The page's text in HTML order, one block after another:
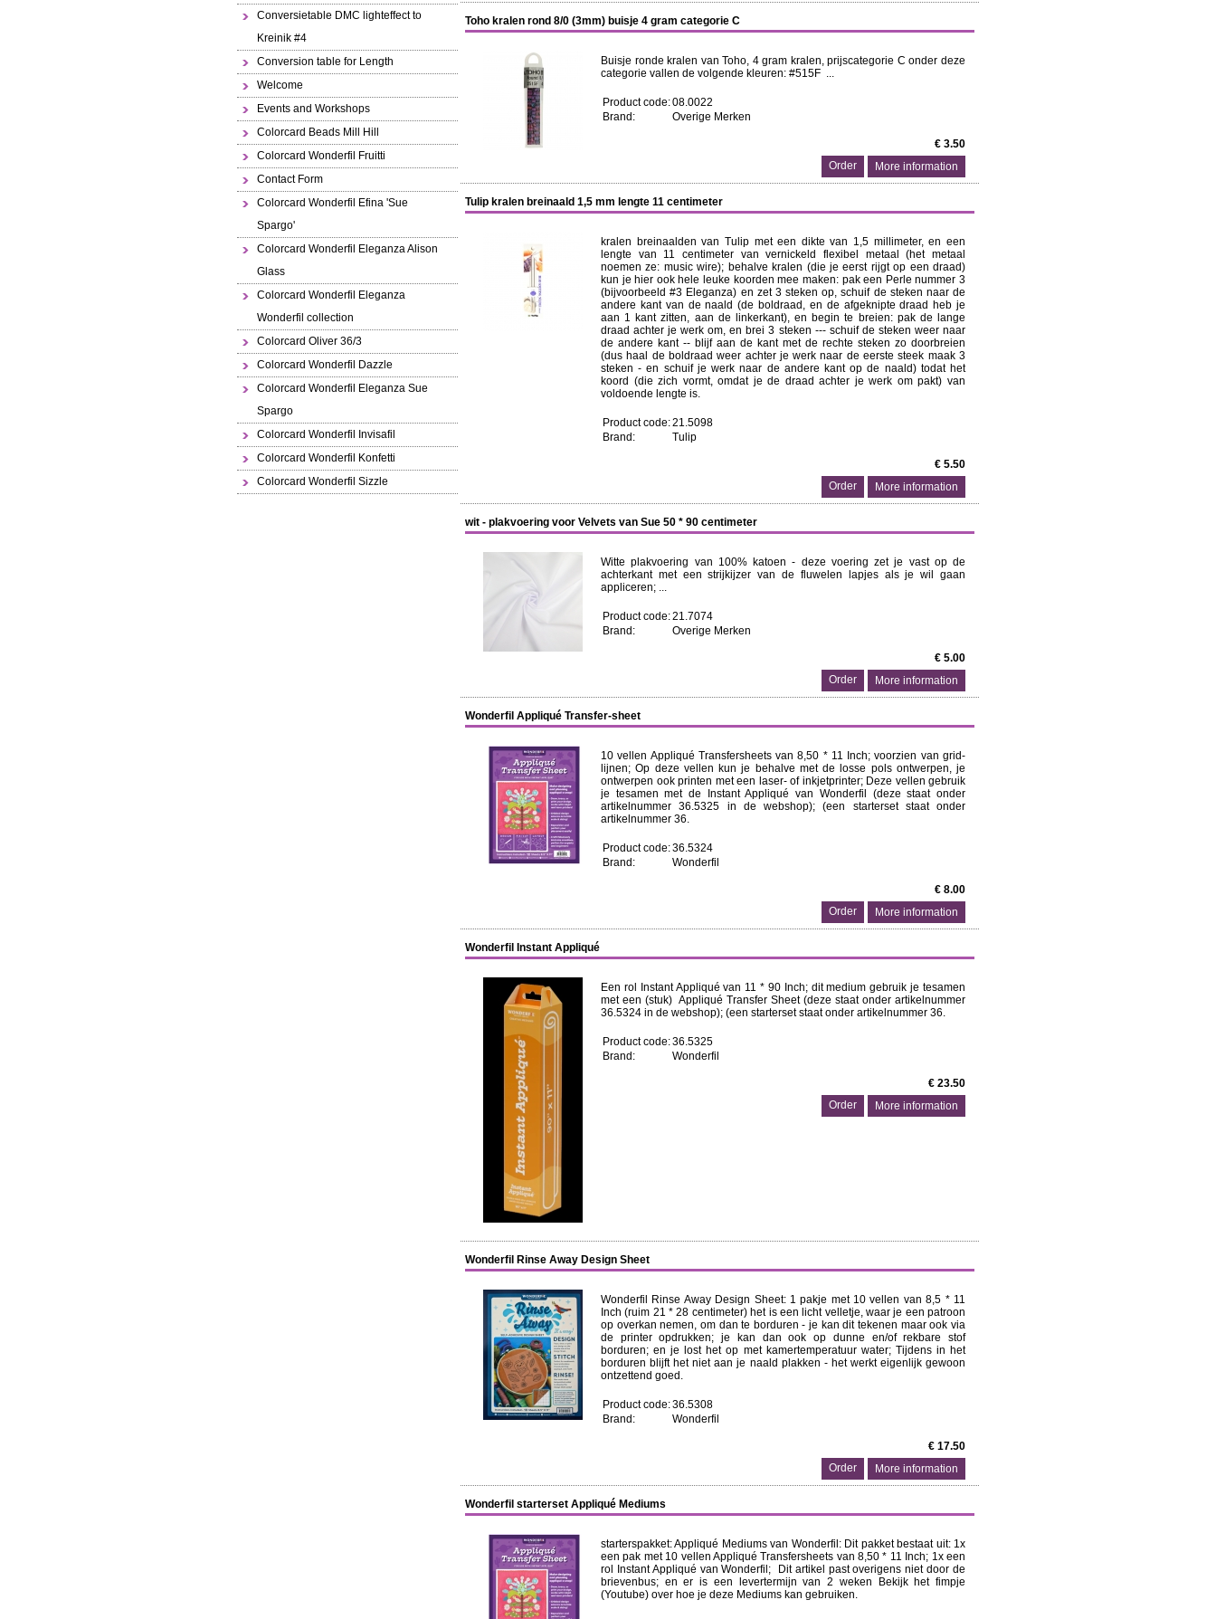
Conversietable DMC lighteffect to
Kreinik #4
Conversion table for Length
Welcome
Events and Workshops
Colorcard Beads Mill Hill
Colorcard Wonderfil Fruitti
Contact Form
Colorcard Wonderfil Efina 'Sue
Spargo'
Colorcard Wonderfil Eleganza Alison
Glass
Colorcard Wonderfil Eleganza
Wonderfil collection
Colorcard Oliver 36/3
Colorcard Wonderfil Dazzle
Colorcard Wonderfil Eleganza Sue
Spargo
Colorcard Wonderfil Invisafil
Colorcard Wonderfil Konfetti
Colorcard Wonderfil Sizzle
Toho kralen rond 8/0 (3mm) buisje 4 gram categorie C
Buisje ronde kralen van Toho, 4 gram kralen, prijscategorie C onder deze
categorie vallen de volgende kleuren: #515F ...
Product code:08.0022
Brand:
Overige Merken
€ 3.50
More information
Tulip kralen breinaald 1,5 mm lengte 11 centimeter
kralen breinaalden van Tulip met een dikte van 1,5 millimeter, en een
lengte van 11 centimeter van vernickeld flexibel metaal (het metaal
noemen ze: music wire); behalve kralen (die je eerst rijgt op een draad)
kun je hier ook hele leuke koorden mee maken: pak een Perle nummer 3
(bijvoorbeeld #3 Eleganza) en zet 3 steken op, schuif de steken naar de
andere kant van de naald (de boldraad, en de afgeknipte draad heb je
aan 1 kant zitten, aan de linkerkant), en begin te breien: pak de lange
draad achter je werk om, en brei 3 steken --- schuif de steken weer naar
de andere kant -- blijf aan de kant met de rechte steken zo doorbreien
(dus haal de boldraad weer achter je werk naar de eerste steek maak 3
steken - en schuif je werk naar de andere kant op de naald) todat het
koord (die zich vormt, omdat je de draad achter je werk om pakt) van
voldoende lengte is.
Product code:21.5098
Brand:
Tulip
€ 5.50
More information
wit - plakvoering voor Velvets van Sue 50 * 90 centimeter
Witte plakvoering van 100% katoen - deze voering zet je vast op de
achterkant met een strijkijzer van de fluwelen lapjes als je wil gaan
appliceren; ...
Product code:21.7074
Brand:
Overige Merken
€ 5.00
More information
Wonderfil Appliqué Transfer-sheet
10 vellen Appliqué Transfersheets van 8,50 * 11 Inch; voorzien van grid-
lijnen; Op deze vellen kun je behalve met de losse pols ontwerpen, je
ontwerpen ook printen met een laser- of inkjetprinter; Deze vellen gebruik
je tesamen met de Instant Appliqué van Wonderfil (deze staat onder
artikelnummer 36.5325 in de webshop); (een starterset staat onder
artikelnummer 36.
Product code:36.5324
Brand:
Wonderfil
€ 8.00
More information
Wonderfil Instant Appliqué
Een rol Instant Appliqué van 11 * 90 Inch; dit medium gebruik je tesamen
met een (stuk) Appliqué Transfer Sheet (deze staat onder artikelnummer
36.5324 in de webshop); (een starterset staat onder artikelnummer 36.
Product code:36.5325
Brand:
Wonderfil
€ 23.50
More information
Wonderfil Rinse Away Design Sheet
Wonderfil Rinse Away Design Sheet: 1 pakje met 10 vellen van 8,5 * 11
Inch (ruim 21 * 28 centimeter) het is een licht velletje, waar je een patroon
op overkan nemen, om dan te borduren - je kan dit tekenen maar ook via
de printer opdrukken; je kan dan ook op dunne en/of rekbare stof
borduren; en je lost het op met kamertemperatuur water; Tijdens in het
borduren blijft het niet aan je naald plakken - het werkt eigenlijk gewoon
ontzettend goed.
Product code:36.5308
Brand:
Wonderfil
€ 17.50
More information
Wonderfil starterset Appliqué Mediums
starterspakket: Appliqué Mediums van Wonderfil: Dit pakket bestaat uit: 1x
een pak met 10 vellen Appliqué Transfersheets van 8,50 * 11 Inch; 1x een
rol Instant Appliqué van Wonderfil; Dit artikel past overigens niet door de
brievenbus; en er is een levertermijn van 2 weken Bekijk het fimpje
(Youtube) over hoe je deze Mediums kan gebruiken.